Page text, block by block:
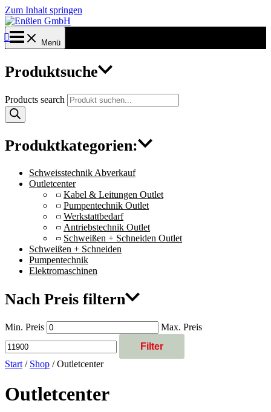
Zum Inhalt springen
Menü
Produktsuche
Products search
Produktkategorien:
Schweisstechnik Abverkauf
Outletcenter
Kabel & Leitungen Outlet
Pumpentechnik Outlet
Werkstattbedarf
Antriebstechnik Outlet
Schweißen + Schneiden Outlet
Schweißen + Schneiden
Pumpentechnik
Elektromaschinen
Nach Preis filtern
Min. Preis
Max. Preis
Filter
Start/ Shop / Outletcenter
Outletcenter